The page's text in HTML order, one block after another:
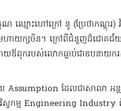
ឈ្មោះហៅក្រៅ នូ (ប្រែថាកណ្តុរ)
មហាយក្សចិន។ ក្រៅពីជំនួញដ៏ជោគជ័
ករបស់លោកធ្លាប់ជាឧបនាយករដ្ឋម
Assumption ដែលជាសាលា អន្
ស្វកម្ម Engineering